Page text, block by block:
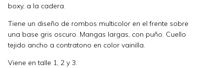
boxy, a la cadera.
Tiene un diseño de rombos multicolor en el frente sobre
una base gris oscuro. Mangas largas, con puño. Cuello
tejido ancho a contratono en color vainilla.
Viene en talle 1, 2 y 3.